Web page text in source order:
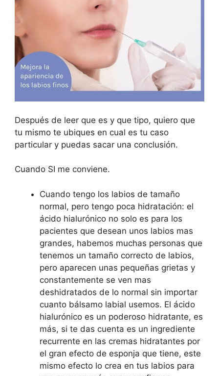
Después de leer que es y que tipo, quiero que
tu mismo te ubiques en cual es tu caso
particular y puedas sacar una conclusión.
Cuando SI me conviene.
Cuando tengo los labios de tamaño
normal, pero tengo poca hidratación: el
ácido hialurónico no solo es para los
pacientes que desean unos labios mas
grandes, habemos muchas personas que
tenemos un tamaño correcto de labios,
pero aparecen unas pequeñas grietas y
constantemente se ven mas
deshidratados de lo normal sin importar
cuanto bálsamo labial usemos. El ácido
hialurónico es un poderoso hidratante, es
más, si te das cuenta es un ingrediente
recurrente en las cremas hidratantes por
el gran efecto de esponja que tiene, este
mismo efecto lo crea en tus labios para